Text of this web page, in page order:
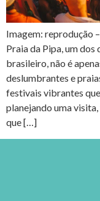
Imagem: reprodução
Praia da Pipa, um
brasileiro, não é
deslumbrantes e
festivais vibrantes
planejando uma
que […]